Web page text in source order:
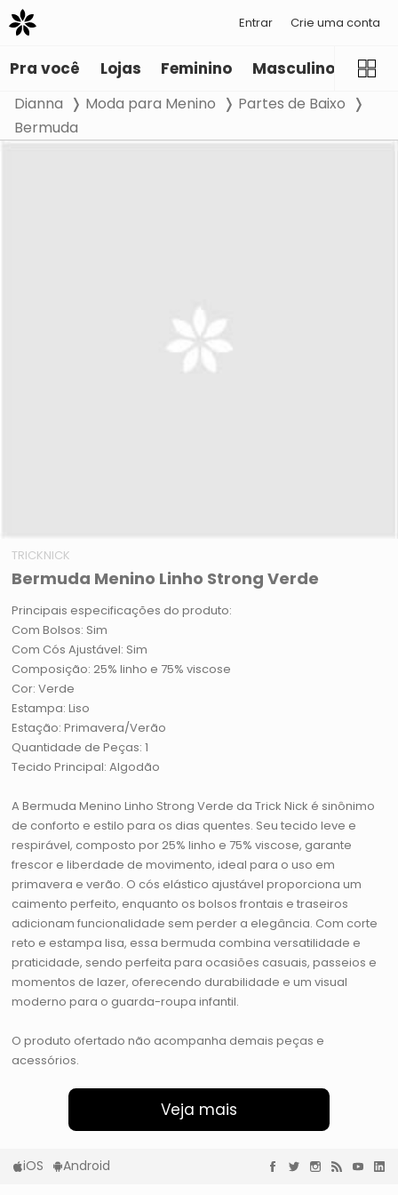
Entrar Crie uma conta
Pra você Lojas Feminino Masculino
Dianna Moda para Menino
Partes de Baixo
Bermuda
TRICKNICK
Bermuda Menino Linho Strong Verde
Principais especificações do produto:
Com Bolsos: Sim
Com Cós Ajustável: Sim
Composição: 25% linho e 75% viscose
Cor: Verde
Estampa: Liso
Estação: Primavera/Verão
Quantidade de Peças: 1
Tecido Principal: Algodão
A Bermuda Menino Linho Strong Verde da Trick Nick é sinônimo
de conforto e estilo para os dias quentes. Seu tecido leve e
respirável, composto por 25% linho e 75% viscose, garante
frescor e liberdade de movimento, ideal para o uso em
primavera e verão. O cós elástico ajustável proporciona um
caimento perfeito, enquanto os bolsos frontais e traseiros
adicionam funcionalidade sem perder a elegância. Com corte
reto e estampa lisa, essa bermuda combina versatilidade e
praticidade, sendo perfeita para ocasiões casuais, passeios e
momentos de lazer, oferecendo durabilidade e um visual
moderno para o guarda-roupa infantil.
O produto ofertado não acompanha demais peças e
acessórios.
Veja mais
iOS Android